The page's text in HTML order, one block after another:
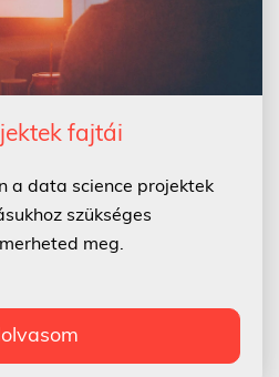
fajtái
a data science projektek
szükséges
meg.